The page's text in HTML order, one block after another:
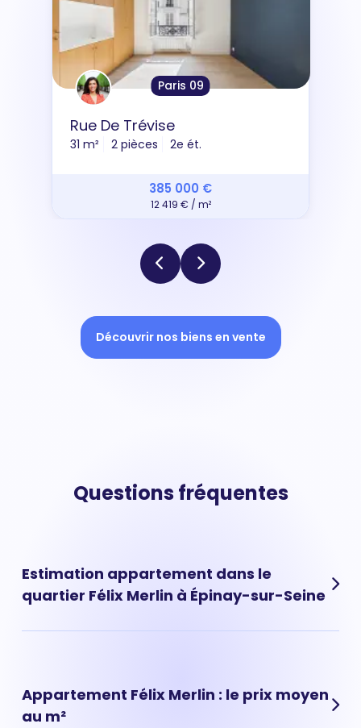
Paris 09
Rue De Trévise
31 m² 2 pièces 2e ét.
385 000 €
12 419 € / m²
Découvrir nos biens en vente
Questions fréquentes
Estimation appartement dans le
quartier Félix Merlin à Épinay-sur-Seine
Félix Merlin, (Épinay-sur-Seine). Pour savoir combien
vaut appartement vous pouvez réaliser une estimation
Appartement Félix Merlin : le prix moyen
au m²